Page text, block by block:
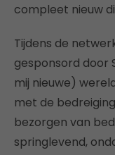
compleet nieuw
Tijdens de
gesponsord door
mij nieuwe)
met de
bezorgen van
springlevend,